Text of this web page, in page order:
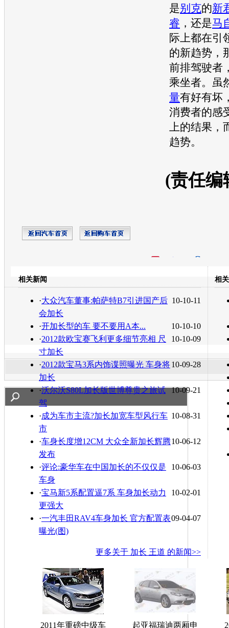
是别克的新
睿 ，还是马
际上都在引
的新趋势，
前排驾驶者
乘坐者。虽
量有好有坏
消费者的感
上的结果，
趋势。
(责任编
转发至：
相关新闻
10-10-11
·大众汽车董事:帕萨特B7引进国产后
会加长
10-10-10
·开加长型的车 要不要用A本...
10-10-09
·2012款欧宝赛飞利更多细节亮相 尺
寸加长
10-09-28
·2012款宝马3系内饰谍照曝光 车身将
加长
10-09-21
·沃尔沃S80L加长版世博尊贵之旅试
驾
10-08-31
·成为车市主流?加长加宽车型风行车
市
10-06-12
·车身长度增12CM 大众全新加长辉腾
发布
10-06-03
·评论:豪华车在中国加长的不仅仅是
车身
10-02-01
·宝马新5系配置逼7系 车身加长动力
更强大
09-04-07
·一汽丰田RAV4车身加长 官方配置表
曝光(图)
更多关于 加长 王道 的新闻>>
相
2011年重磅中级车 起亚福瑞迪两厢申